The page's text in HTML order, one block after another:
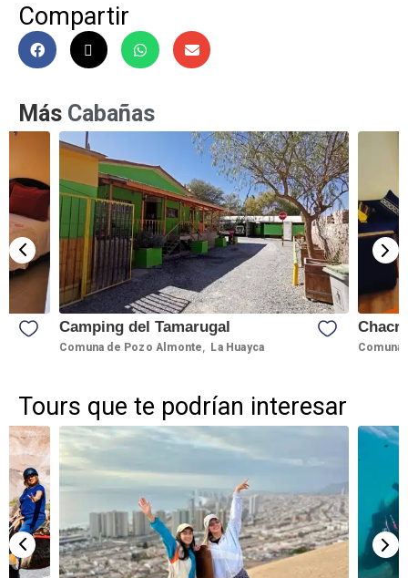
Compartir
Más Cabañas
Camping del Tamarugal
Comuna de Pozo Almonte, La Huayca Comuna
Tours que te podrían interesar